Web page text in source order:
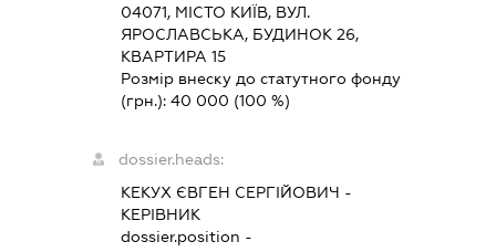
04071, МІСТО КИЇВ, ВУЛ.
ЯРОСЛАВСЬКА, БУДИНОК 26,
КВАРТИРА 15
Розмір внеску до статутного фонду
(грн.):40 000 (100 %)
dossier.heads:
КЕКУХ ЄВГЕН СЕРГІЙОВИЧ -
КЕРІВНИК
dossier.position -